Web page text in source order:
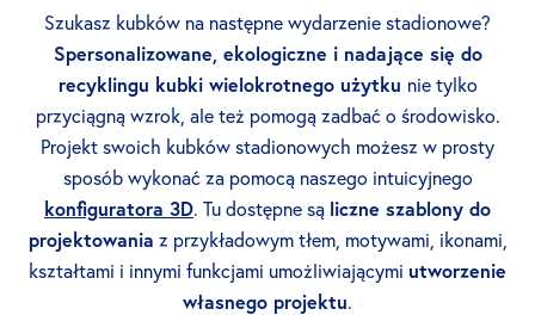
Szukasz kubków na następne wydarzenie stadionowe?
Spersonalizowane, ekologiczne i nadające się do
recyklingu kubki wielokrotnego użytku nie tylko
przyciągną wzrok, ale też pomogą zadbać o środowisko.
Projekt swoich kubków stadionowych możesz w prosty
sposób wykonać za pomocą naszego intuicyjnego
konfiguratora 3D. Tu dostępne są liczne szablony do
projektowania z przykładowym tłem, motywami, ikonami,
kształtami i innymi funkcjami umożliwiającymi utworzenie
własnego projektu.